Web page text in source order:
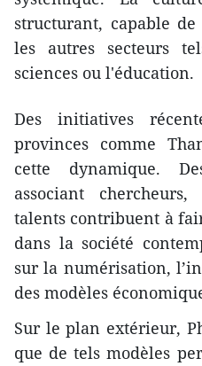
structurant, capable
les autres secteurs
sciences ou l'éducation.
​Des initiatives
provinces comme
cette dynamique.
associant
talents contribuent à
dans la société
sur la numérisation,
des modèles
​Sur le plan extérieur,
que de tels modèles